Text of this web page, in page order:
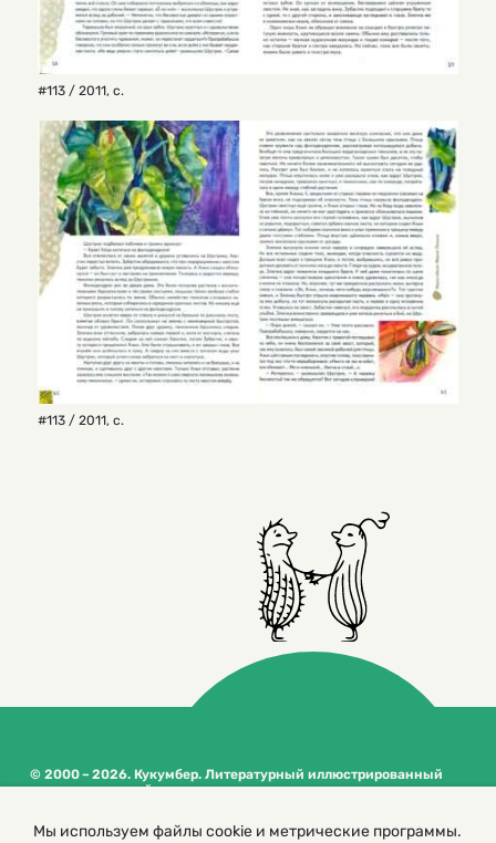
#113 / 2011, с.
#113 / 2011, с.
© 2000 – 2026. Кукумбер. Литературный иллюстрированный
журнал для детей
сайта
Мы используем файлы cookie и метрические программы.